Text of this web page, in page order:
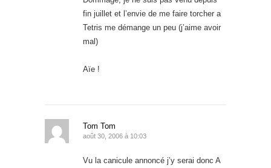
fin juillet et l’envie de me faire torcher a
Tetris me démange un peu (j’aime avoir
mal)
Aïe !
Tom Tom
août 30, 2006 à 10:03
Vu la canicule annoncé j’y serai donc A